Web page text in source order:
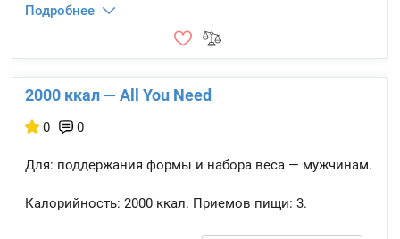
Подробнее
2000 ккал — All You Need
0 0
Для: поддержания формы и набора веса — мужчинам.
Калорийность: 2000 ккал. Приемов пищи: 3.